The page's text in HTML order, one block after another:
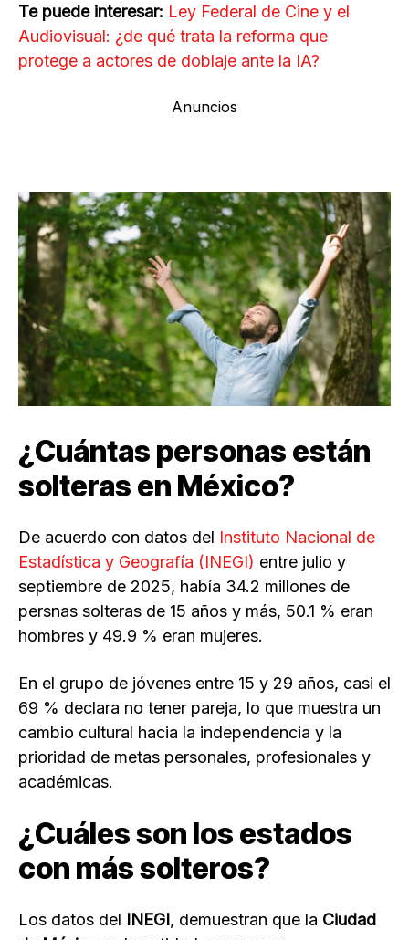
Te puede interesar: Ley Federal de Cine y el
Audiovisual: ¿de qué trata la reforma que
protege a actores de doblaje ante la IA?
Anuncios
¿Cuántas personas están
solteras en México?
De acuerdo con datos del Instituto Nacional de
Estadística y Geografía (INEGI) entre julio y
septiembre de 2025, había 34.2 millones de
persnas solteras de 15 años y más, 50.1 % eran
hombres y 49.9 % eran mujeres.
En el grupo de jóvenes entre 15 y 29 años, casi el
69 % declara no tener pareja, lo que muestra un
cambio cultural hacia la independencia y la
prioridad de metas personales, profesionales y
académicas.
¿Cuáles son los estados
con más solteros?
Los datos del INEGI, demuestran que la Ciudad